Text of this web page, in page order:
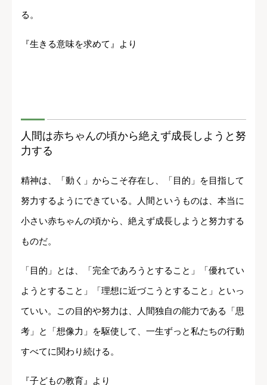
る。
『生きる意味を求めて』より
人間は赤ちゃんの頃から絶えず成長しようと努
力する
精神は、「動く」からこそ存在し、「目的」を目指して
努力するようにできている。人間というものは、本当に
小さい赤ちゃんの頃から、絶えず成長しようと努力する
ものだ。
「目的」とは、「完全であろうとすること」「優れてい
ようとすること」「理想に近づこうとすること」といっ
ていい。この目的や努力は、人間独自の能力である「思
考」と「想像力」を駆使して、一生ずっと私たちの行動
すべてに関わり続ける。
『子どもの教育』より